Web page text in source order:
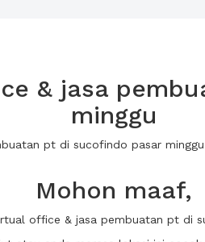
& jasa
minggu
pt di sucofindo pasar
Mohon maaf,
office & jasa pembuatan pt di